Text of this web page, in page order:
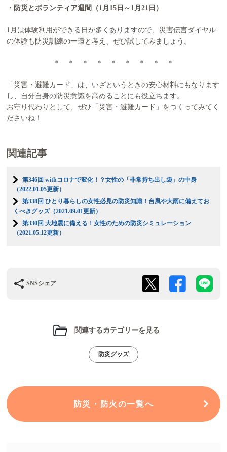
・防災とボランティア週間（1月15日～1月21日）
1月は体験利用ができる日が多くありますので、災害伝言ダイヤル
の体験も防災訓練の一環と考え、ぜひ試してみましょう。
＊ ＊ ＊ ＊ ＊ ＊ ＊ ＊ ＊
「災害・避難カード」は、いざというときの安心材料にもなります
し、自分自身の防災意識を高めることにも役立ちます。
お守り代わりとして、ぜひ「災害・避難カード」をつくってみてく
ださいね！
関連記事
第346回 withコロナで変化！？女性の「非常持ち出し袋」の中身
（2022.01.05更新）
第338回 ひとり暮らしの女性必見の防災知識！台風や大雨に備えてお
くべきグッズ（2021.09.01更新）
第330回 大地震に備える！女性のための防災シミュレーション
（2021.05.12更新）
SNSシェア
関連するカテゴリーを見る
防災グッズ
防災・防火の一覧へ